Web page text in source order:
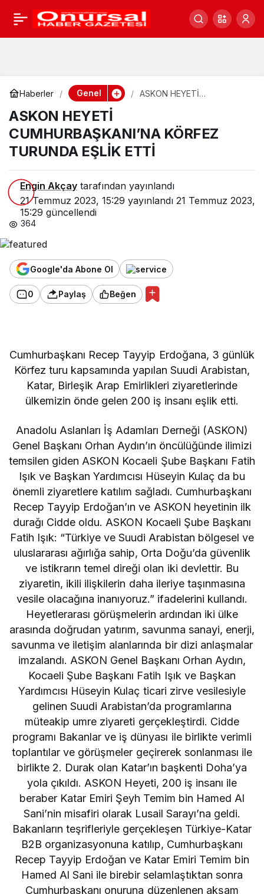
Haberler Genel
ASKON HEYETİ
ASKON HEYETİ
CUMHURBAŞKANI’NA KÖRFEZ
TURUNDA EŞLİK ETTİ
Engin Akçay tarafından yayınlandı
21 Temmuz 2023, 15:29 yayınlandı 21 Temmuz 2023,
15:29 güncellendi
364
Google'da Abone Ol
0 Paylaş Beğen
Cumhurbaşkanı Recep Tayyip Erdoğana, 3 günlük
Körfez turu kapsamında yapılan Suudi Arabistan,
Katar, Birleşik Arap Emirlikleri ziyaretlerinde
ülkemizin önde gelen 200 iş insanı eşlik etti.
Anadolu Aslanları İş Adamları Derneği (ASKON)
Genel Başkanı Orhan Aydın’ın öncülüğünde ilimizi
temsilen giden ASKON Kocaeli Şube Başkanı Fatih
Işık ve Başkan Yardımcısı Hüseyin Kulaç da bu
önemli ziyaretlere katılım sağladı. Cumhurbaşkanı
Recep Tayyip Erdoğan’ın ve ASKON heyetinin ilk
durağı Cidde oldu. ASKON Kocaeli Şube Başkanı
Fatih Işık: “Türkiye ve Suudi Arabistan bölgesel ve
uluslararası ağırlığa sahip, Orta Doğu’da güvenlik
ve istikrarın temel direği olan iki devlettir. Bu
ziyaretin, ikili ilişkilerin daha ileriye taşınmasına
vesile olacağına inanıyoruz.” ifadelerini kullandı.
Heyetlerarası görüşmelerin ardından iki ülke
arasında doğrudan yatırım, savunma sanayi, enerji,
savunma ve iletişim alanlarında bir dizi anlaşmalar
imzalandı. ASKON Genel Başkanı Orhan Aydın,
Kocaeli Şube Başkanı Fatih Işık ve Başkan
Yardımcısı Hüseyin Kulaç ticari zirve vesilesiyle
gelinen Suudi Arabistan’da programlarına
müteakip umre ziyareti gerçekleştirdi. Cidde
programı Bakanlar ve iş dünyası ile birlikte verimli
toplantılar ve görüşmeler geçirerek sonlanması ile
birlikte 2. Durak olan Katar’ın başkenti Doha’ya
yola çıkıldı. ASKON Heyeti, 200 iş insanı ile
beraber Katar Emiri Şeyh Temim bin Hamed Al
Sani’nin misafiri olarak Lusail Sarayı’na geldi.
Bakanların teşrifleriyle gerçekleşen Türkiye-Katar
B2B organizasyonuna katılıp, Cumhurbaşkanı
Recep Tayyip Erdoğan ve Katar Emiri Temim bin
Hamed Al Sani ile birebir selamlaştıktan sonra
Cumhurbaşkanı onuruna düzenlenen akşam
ASKON HEYETİ
ETTİ
0